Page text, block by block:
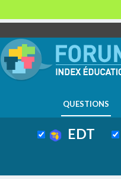
QUESTIONS
EDT